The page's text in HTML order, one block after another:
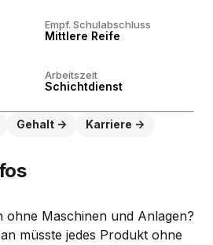
Empf. Schulabschluss
Mittlere Reife
Arbeitszeit
Schichtdienst
Gehalt
Karriere
ohne Maschinen und Anlagen?
müsste jedes Produkt ohne